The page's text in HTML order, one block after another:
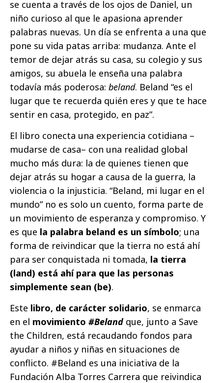
se cuenta a través de los ojos de Daniel, un
niño curioso al que le apasiona aprender
palabras nuevas. Un día se enfrenta a una que
pone su vida patas arriba: mudanza. Ante el
temor de dejar atrás su casa, su colegio y sus
amigos, su abuela le enseña una palabra
todavía más poderosa: beland. Beland “es el
lugar que te recuerda quién eres y que te hace
sentir en casa, protegido, en paz”.
El libro conecta una experiencia cotidiana –
mudarse de casa– con una realidad global
mucho más dura: la de quienes tienen que
dejar atrás su hogar a causa de la guerra, la
violencia o la injusticia. “Beland, mi lugar en el
mundo” no es solo un cuento, forma parte de
un movimiento de esperanza y compromiso. Y
es que la palabra beland es un símbolo; una
forma de reivindicar que la tierra no está ahí
para ser conquistada ni tomada, la tierra
(land) está ahí para que las personas
simplemente sean (be).
Este libro, de carácter solidario, se enmarca
en el movimiento #Belandque, junto a Save
the Children, está recaudando fondos para
ayudar a niños y niñas en situaciones de
conflicto. #Beland es una iniciativa de la
Fundación Alba Torres Carrera que reivindica